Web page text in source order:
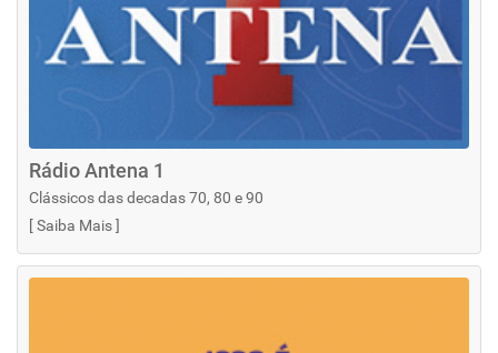
Rádio Antena 1
Clássicos das decadas 70, 80 e 90
[Saiba Mais]